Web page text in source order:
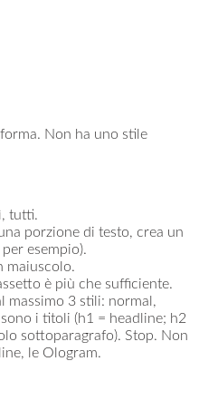
Non ha uno stile
tutti.
porzione di testo, crea un
esempio).
maiuscolo.
è più che sufficiente.
massimo 3 stili: normal,
i titoli (h1 = headline; h2
sottoparagrafo). Stop. Non
le Ologram.